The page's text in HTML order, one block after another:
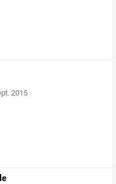
2015